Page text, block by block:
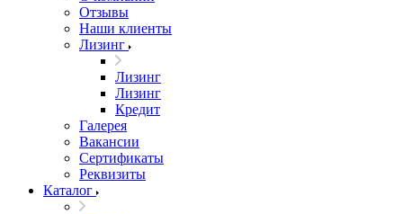
Отзывы
Наши клиенты
Лизинг
Лизинг
Лизинг
Кредит
Галерея
Вакансии
Сертификаты
Реквизиты
Каталог